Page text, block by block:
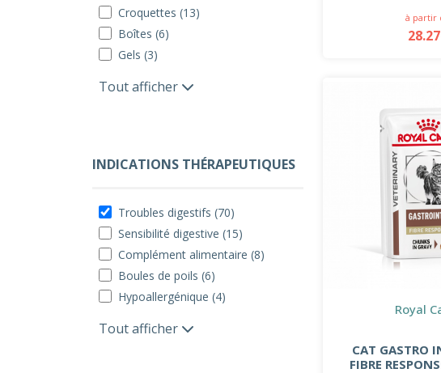
Croquettes (13)
Boîtes (6)
Gels (3)
Tout afficher
INDICATIONS THÉRAPEUTIQUES
Troubles digestifs (70)
Sensibilité digestive (15)
Complément alimentaire (8)
Boules de poils (6)
Hypoallergénique (4)
Tout afficher
à partir
Royal
CAT GASTRO
FIBRE